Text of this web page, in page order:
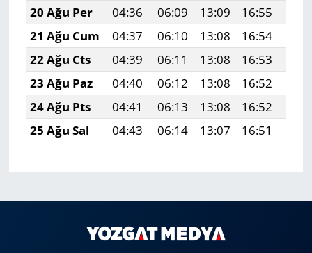
20 Ağu Per
04:36 06:09 13:09 16:55
21 Ağu Cum
04:37 06:10 13:08 16:54
22 Ağu Cts
04:39 06:11 13:08 16:53
23 Ağu Paz
04:40 06:12 13:08 16:52
24 Ağu Pts
04:41 06:13 13:08 16:52
25 Ağu Sal
04:43 06:14 13:07 16:51